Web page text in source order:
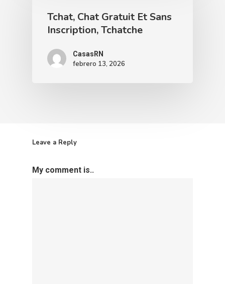
Tchat, Chat Gratuit Et Sans
Inscription, Tchatche
CasasRN
febrero 13, 2026
Leave a Reply
My comment is..